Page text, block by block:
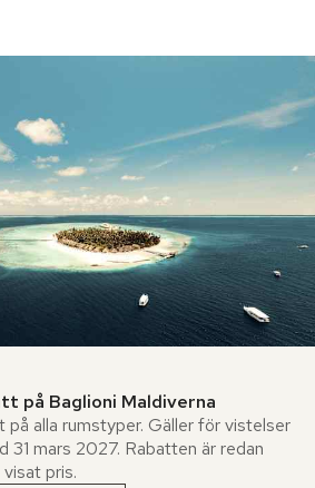
på Baglioni Maldiverna
på alla rumstyper. Gäller för vistelser
31 mars 2027. Rabatten är redan
pris.